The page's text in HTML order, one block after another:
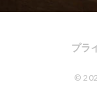
プラ
©